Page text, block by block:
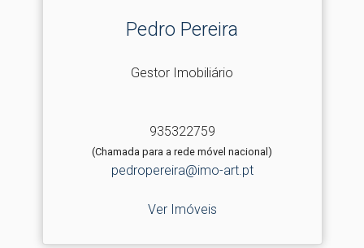
Pedro Pereira
Gestor Imobiliário
935322759
(Chamada para a rede móvel nacional)
pedropereira@imo-art.pt
Ver Imóveis